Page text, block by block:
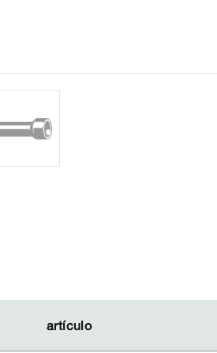
artículo
artículo